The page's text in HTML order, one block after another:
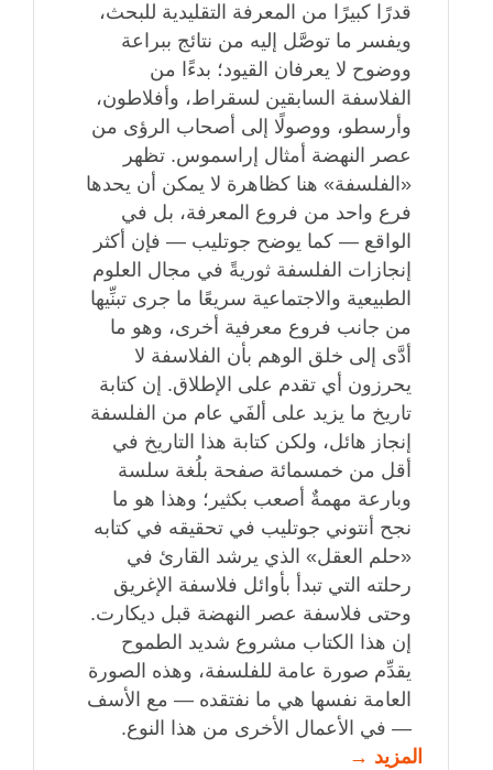
قدرًا كبيرًا من المعرفة التقليدية للبحث،
ويفسر ما توصَّل إليه من نتائج ببراعة
ووضوح لا يعرفان القيود؛ بدءًا من
الفلاسفة السابقين لسقراط، وأفلاطون،
وأرسطو، ووصولًا إلى أصحاب الرؤى من
عصر النهضة أمثال إراسموس. تظهر
«الفلسفة» هنا كظاهرة لا يمكن أن يحدها
فرع واحد من فروع المعرفة، بل في
الواقع — كما يوضح جوتليب — فإن أكثر
إنجازات الفلسفة ثوريةً في مجال العلوم
الطبيعية والاجتماعية سريعًا ما جرى تبنِّيها
من جانب فروع معرفية أخرى، وهو ما
أدَّى إلى خلق الوهم بأن الفلاسفة لا
يحرزون أي تقدم على الإطلاق. إن كتابة
تاريخ ما يزيد على ألفَي عام من الفلسفة
إنجاز هائل، ولكن كتابة هذا التاريخ في
أقل من خمسمائة صفحة بلُغة سلسة
وبارعة مهمةٌ أصعب بكثير؛ وهذا هو ما
نجح أنتوني جوتليب في تحقيقه في كتابه
«حلم العقل» الذي يرشد القارئ في
رحلته التي تبدأ بأوائل فلاسفة الإغريق
وحتى فلاسفة عصر النهضة قبل ديكارت.
إن هذا الكتاب مشروع شديد الطموح
يقدِّم صورة عامة للفلسفة، وهذه الصورة
العامة نفسها هي ما نفتقده — مع الأسف
— في الأعمال الأخرى من هذا النوع.
المزيد →